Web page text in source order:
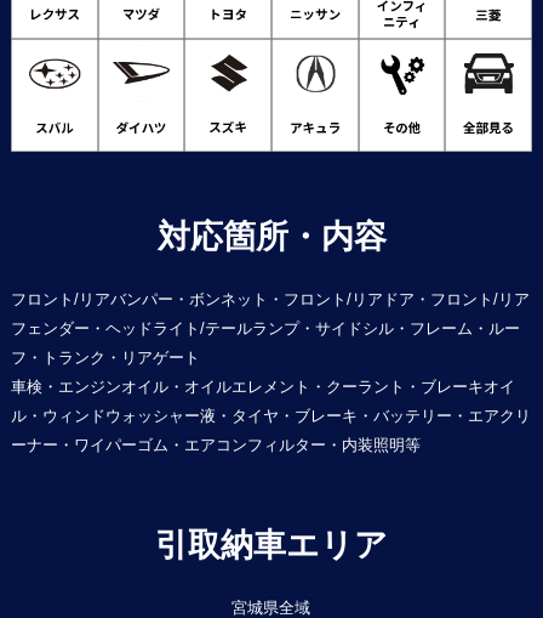
対応箇所・内容
フロント/リアバンパー・ボンネット・フロント/リアドア・フロント/リア
フェンダー・ヘッドライト/テールランプ・サイドシル・フレーム・ルー
フ・トランク・リアゲート
車検・エンジンオイル・オイルエレメント・クーラント・ブレーキオイ
ル・ウィンドウォッシャー液・タイヤ・ブレーキ・バッテリー・エアクリ
ーナー・ワイパーゴム・エアコンフィルター・内装照明等
引取納車エリア
宮城県全域